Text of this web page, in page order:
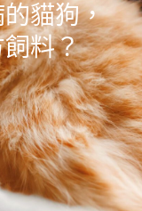
貓狗，
料？